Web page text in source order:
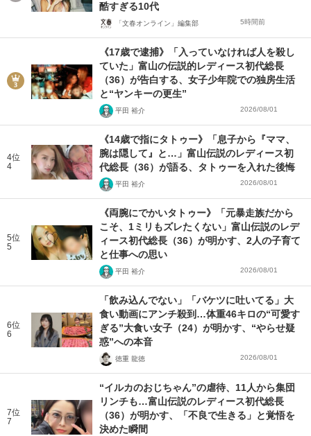
酷すぎる10代
「文春オンライン」編集部 5時間前
《17歳で逮捕》「入っていなければ人を殺し
ていた」富山の伝説的レディース初代総長
（36）が告白する、女子少年院での独房生活
と“ヤンキーの更生”
平田 裕介 2026/08/01
4位
4
《14歳で指にタトゥー》「息子から『ママ、
腕は隠して』と…」富山伝説のレディース初
代総長（36）が語る、タトゥーを入れた後悔
平田 裕介 2026/08/01
5位
5
《両腕にでかいタトゥー》「元暴走族だから
こそ、1ミリもズレたくない」富山伝説のレデ
ィース初代総長（36）が明かす、2人の子育て
と仕事への思い
平田 裕介 2026/08/01
6位
6
「飲み込んでない」「バケツに吐いてる」大
食い動画にアンチ殺到…体重46キロの“可愛す
ぎる”大食い女子（24）が明かす、“やらせ疑
惑”への本音
徳重 龍徳 2026/08/01
7位
7
“イルカのおじちゃん”の虐待、11人から集団
リンチも…富山伝説のレディース初代総長
（36）が明かす、「不良で生きる」と覚悟を
決めた瞬間